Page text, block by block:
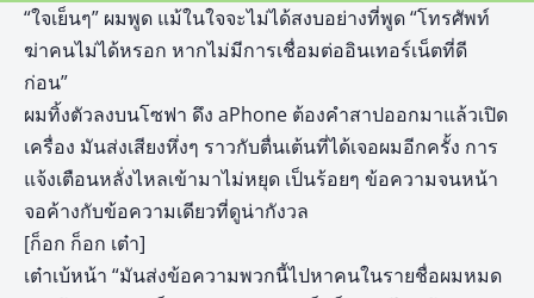
“ใจเย็นๆ” ผมพูด แม้ในใจจะไม่ได้สงบอย่างที่พูด “โทรศัพท์
ฆ่าคนไม่ได้หรอก หากไม่มีการเชื่อมต่ออินเทอร์เน็ตที่ดี
ก่อน”
ผมทิ้งตัวลงบนโซฟา ดึง aPhone ต้องคำสาปออกมาแล้วเปิด
เครื่อง มันส่งเสียงหึ่งๆ ราวกับตื่นเต้นที่ได้เจอผมอีกครั้ง การ
แจ้งเตือนหลั่งไหลเข้ามาไม่หยุด เป็นร้อยๆ ข้อความจนหน้า
จอค้างกับข้อความเดียวที่ดูน่ากังวล
[ก็อก ก็อก เต๋า]
เต๋าเบ้หน้า “มันส่งข้อความพวกนี้ไปหาคนในรายชื่อผมหมด